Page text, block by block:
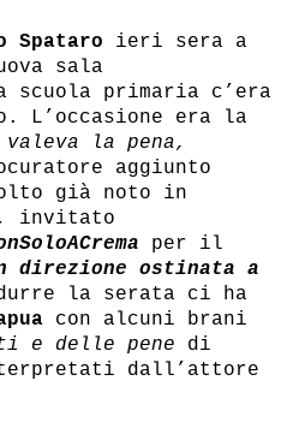
Spataro ieri sera a
sala
primaria c’era
L’occasione era la
valeva la pena,
aggiunto
già noto in
invitato
per il
direzione ostinata a
la serata ci ha
con alcuni brani
e delle pene di
dall’attore